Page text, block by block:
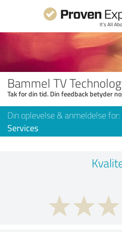
Bammel TV
Tak for din tid. Din feedback betyder
Din oplevelse & anmeldelse for:
Services